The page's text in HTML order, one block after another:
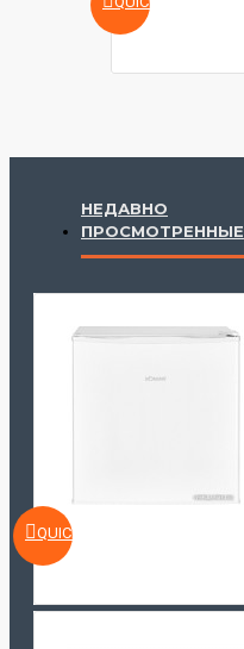
НЕДАВНО
ПРОСМОТРЕННЫЕ
QUICKVIEW